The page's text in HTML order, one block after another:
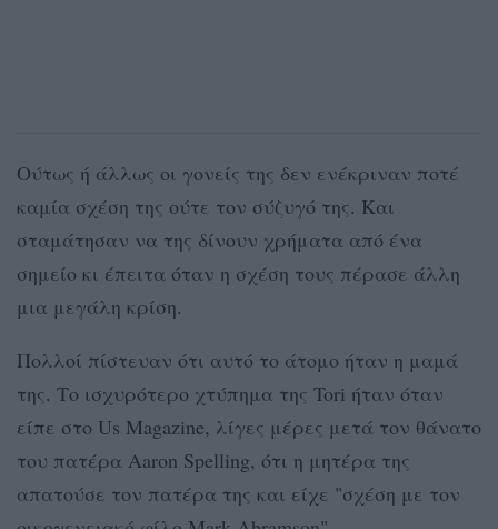
Ούτως ή άλλως οι γονείς της δεν ενέκριναν ποτέ
καμία σχέση της ούτε τον σύζυγό της. Και
σταμάτησαν να της δίνουν χρήματα από ένα
σημείο κι έπειτα όταν η σχέση τους πέρασε άλλη
μια μεγάλη κρίση.
Πολλοί πίστευαν ότι αυτό το άτομο ήταν η μαμά
της. Το ισχυρότερο χτύπημα της Tori ήταν όταν
είπε στο Us Magazine, λίγες μέρες μετά τον θάνατο
του πατέρα Aaron Spelling, ότι η μητέρα της
απατούσε τον πατέρα της και είχε "σχέση με τον